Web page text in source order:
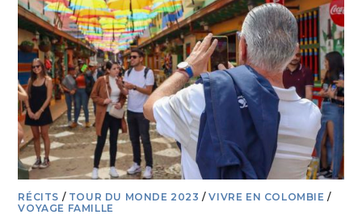
RÉCITS / TOUR DU MONDE 2023 /VIVRE EN COLOMBIE /
VOYAGE FAMILLE